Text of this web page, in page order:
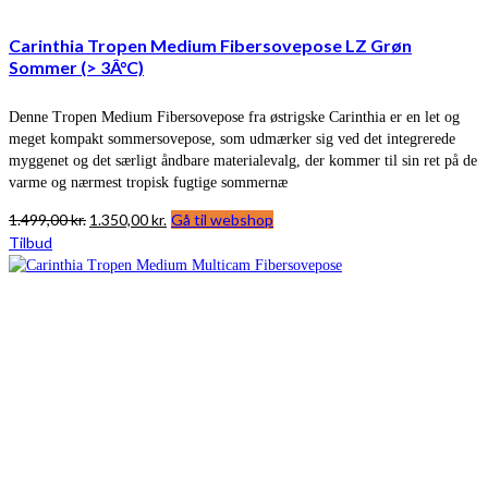
Carinthia Tropen Medium Fibersovepose LZ Grøn
Sommer (> 3Â°C)
Denne Tropen Medium Fibersovepose fra østrigske Carinthia er en let og
meget kompakt sommersovepose, som udmærker sig ved det integrerede
myggenet og det særligt åndbare materialevalg, der kommer til sin ret på de
varme og nærmest tropisk fugtige sommernæ
1.499,00kr. Den
pris
1.350,00kr. Den
pris
Gå til webshop
Tilbud